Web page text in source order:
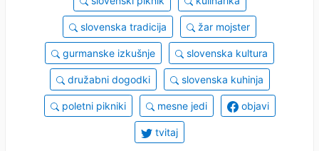
slovenska tradicija žar mojster
gurmanske izkušnje slovenska kultura
družabni dogodki slovenska kuhinja
poletni pikniki mesne jedi objavi
tvitaj